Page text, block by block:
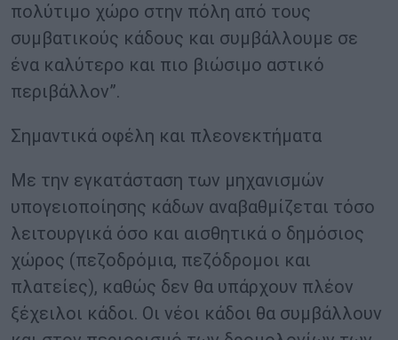
πολύτιμο χώρο στην πόλη από τους
συμβατικούς κάδους και συμβάλλουμε σε
ένα καλύτερο και πιο βιώσιμο αστικό
περιβάλλον”.
Σημαντικά οφέλη και πλεονεκτήματα
Με την εγκατάσταση των μηχανισμών
υπογειοποίησης κάδων αναβαθμίζεται τόσο
λειτουργικά όσο και αισθητικά ο δημόσιος
χώρος (πεζοδρόμια, πεζόδρομοι και
πλατείες), καθώς δεν θα υπάρχουν πλέον
ξέχειλοι κάδοι. Οι νέοι κάδοι θα συμβάλλουν